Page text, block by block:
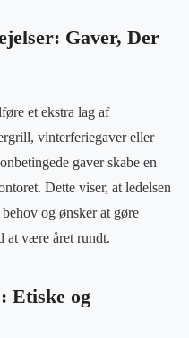
Gaver, Der
et ekstra lag af
vinterferiegaver eller
gaver skabe en
Dette viser, at ledelsen
og ønsker at gøre
at være året rundt.
Etiske og